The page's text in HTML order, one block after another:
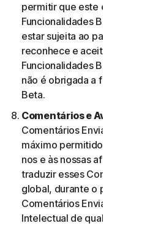
permitir que este envie
Funcionalidades Beta por
estar sujeita ao pagamento
reconhece e aceita que a
Funcionalidades Beta é
não é obrigada a fornecer
Beta.
Comentários e Avaliações.
Comentários Enviados, o
máximo permitido pela
nos e às nossas afiliadas a
traduzir esses Comentários
global, durante o prazo de
Comentários Enviados por
Intelectual de qualquer